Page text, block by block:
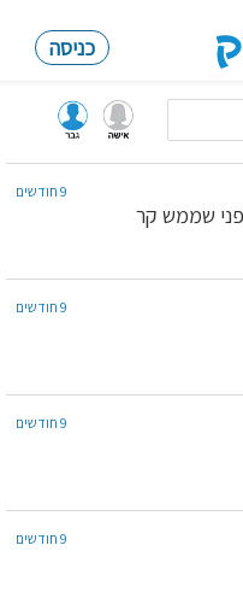
כניסה
9 חודשים
שממש קר
9 חודשים
9 חודשים
9 חודשים